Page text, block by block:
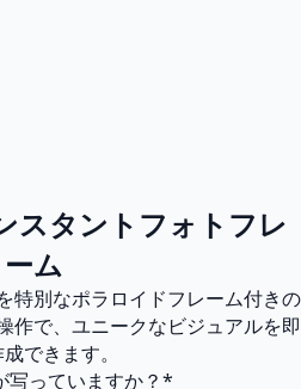
スタントフォトフレ
ーム
特別なポラロイドフレーム付きの
作で、ユニークなビジュアルを即
できます。
写っていますか？*